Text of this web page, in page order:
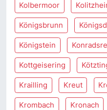
Kolbermoor
Königsbrunn
Königstein
Kottgeisering
Krailling Kreut
Krombach Kronach